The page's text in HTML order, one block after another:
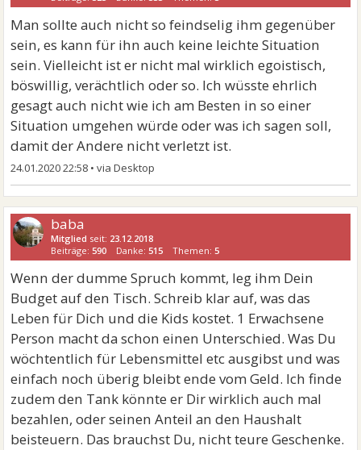
Man sollte auch nicht so feindselig ihm gegenüber
sein, es kann für ihn auch keine leichte Situation
sein. Vielleicht ist er nicht mal wirklich egoistisch,
böswillig, verächtlich oder so. Ich wüsste ehrlich
gesagt auch nicht wie ich am Besten in so einer
Situation umgehen würde oder was ich sagen soll,
damit der Andere nicht verletzt ist.
24.01.2020 22:58 •
baba
Mitglied seit: 23.12.2018
Beiträge:590 Danke:515 Themen:5
Wenn der dumme Spruch kommt, leg ihm Dein
Budget auf den Tisch. Schreib klar auf, was das
Leben für Dich und die Kids kostet. 1 Erwachsene
Person macht da schon einen Unterschied. Was Du
wöchtentlich für Lebensmittel etc ausgibst und was
einfach noch überig bleibt ende vom Geld. Ich finde
zudem den Tank könnte er Dir wirklich auch mal
bezahlen, oder seinen Anteil an den Haushalt
beisteuern. Das brauchst Du, nicht teure Geschenke.